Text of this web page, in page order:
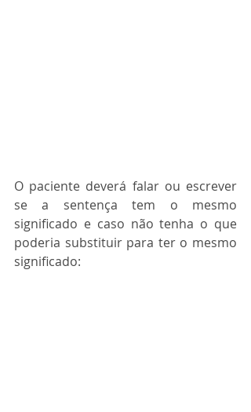
O paciente deverá falar ou escrever
se a sentença tem o mesmo
significado e caso não tenha o que
poderia substituir para ter o mesmo
significado: